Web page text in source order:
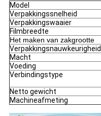
Model
Verpakkingssnelheid
Verpakkingswaaier
Filmbreedte
Het maken van zakgrootte
Verpakkingsnauwkeurigheid
Macht
Voeding
Verbindingstype
Netto gewicht
Machineafmeting